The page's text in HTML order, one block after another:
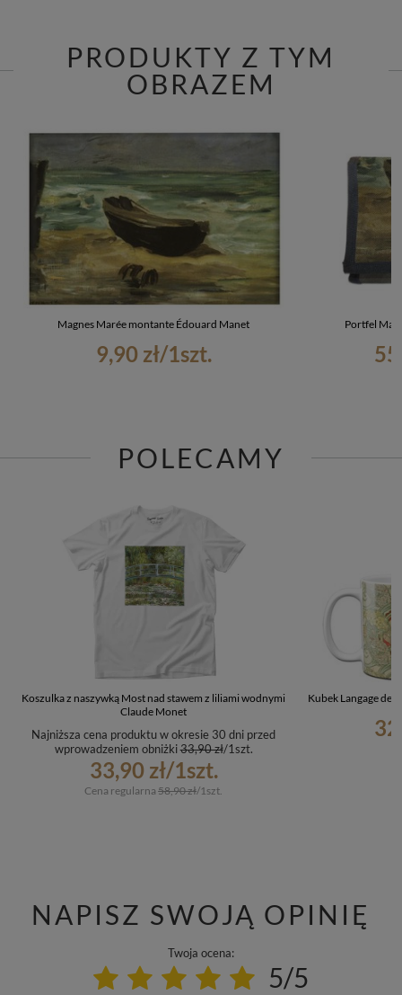
PRODUKTY Z TYM
OBRAZEM
Magnes Marée montante Édouard Manet
9,90 zł/1szt.
Portfel
POLECAMY
Koszulka z naszywką Most nad stawem z liliami wodnymi
Claude Monet
33,90 zł/1szt.
Najniższa cena produktu w okresie 30 dni przed
wprowadzeniem obniżki33,90 zł/1szt.
Cena regularna58,90 zł/1szt.
Kubek Langage
NAPISZ SWOJĄ OPINIĘ
Twoja ocena:
5/5